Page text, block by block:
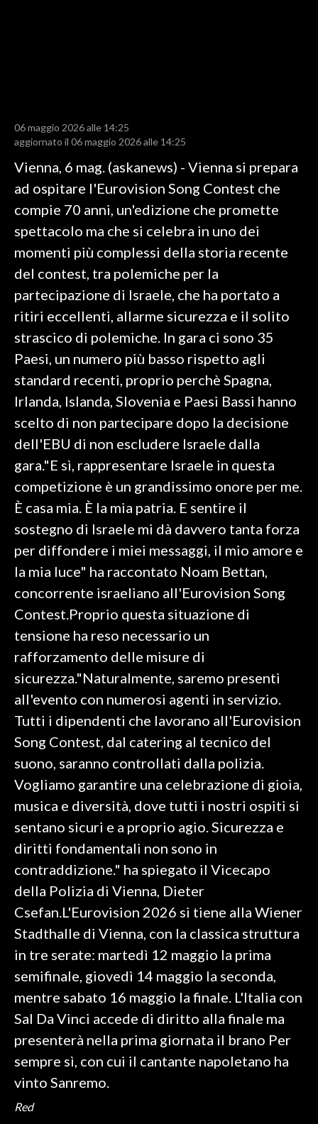
RISULTATI E CLASSIFICHE
CALCIO REGIONALE
BASKET
VOLLEY
MOTORI
TENNIS
ALTRI SPORT
CULTURA
GOSSIP
SALUTE
SARDEGNA TURISMO
SARDI NEL MONDO
NOTIZIE
EVENTI
3 MINUTI CON
INSULARITÀ
INFO AZIENDE
PUBBLICITÀ
STORE
06 maggio 2026 alle 14:25
aggiornato il 06 maggio 2026 alle 14:25
Vienna, 6 mag. (askanews) - Vienna si prepara
ad ospitare l'Eurovision Song Contest che
compie 70 anni, un'edizione che promette
spettacolo ma che si celebra in uno dei
momenti più complessi della storia recente
del contest, tra polemiche per la
partecipazione di Israele, che ha portato a
ritiri eccellenti, allarme sicurezza e il solito
strascico di polemiche. In gara ci sono 35
Paesi, un numero più basso rispetto agli
standard recenti, proprio perchè Spagna,
Irlanda, Islanda, Slovenia e Paesi Bassi hanno
scelto di non partecipare dopo la decisione
dell'EBU di non escludere Israele dalla
gara."E sì, rappresentare Israele in questa
competizione è un grandissimo onore per me.
È casa mia. È la mia patria. E sentire il
sostegno di Israele mi dà davvero tanta forza
per diffondere i miei messaggi, il mio amore e
la mia luce" ha raccontato Noam Bettan,
concorrente israeliano all'Eurovision Song
Contest.Proprio questa situazione di
tensione ha reso necessario un
rafforzamento delle misure di
sicurezza."Naturalmente, saremo presenti
all'evento con numerosi agenti in servizio.
Tutti i dipendenti che lavorano all'Eurovision
Song Contest, dal catering al tecnico del
suono, saranno controllati dalla polizia.
Vogliamo garantire una celebrazione di gioia,
musica e diversità, dove tutti i nostri ospiti si
sentano sicuri e a proprio agio. Sicurezza e
diritti fondamentali non sono in
contraddizione." ha spiegato il Vicecapo
della Polizia di Vienna, Dieter
Csefan.L'Eurovision 2026 si tiene alla Wiener
Stadthalle di Vienna, con la classica struttura
in tre serate: martedì 12 maggio la prima
semifinale, giovedì 14 maggio la seconda,
mentre sabato 16 maggio la finale. L'Italia con
Sal Da Vinci accede di diritto alla finale ma
presenterà nella prima giornata il brano Per
sempre sì, con cui il cantante napoletano ha
vinto Sanremo.
Red